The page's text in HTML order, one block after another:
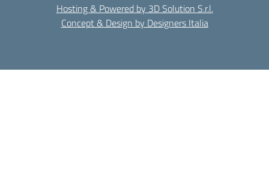
Hosting & Powered by 3D Solution S.r.l.
Concept & Design by Designers Italia